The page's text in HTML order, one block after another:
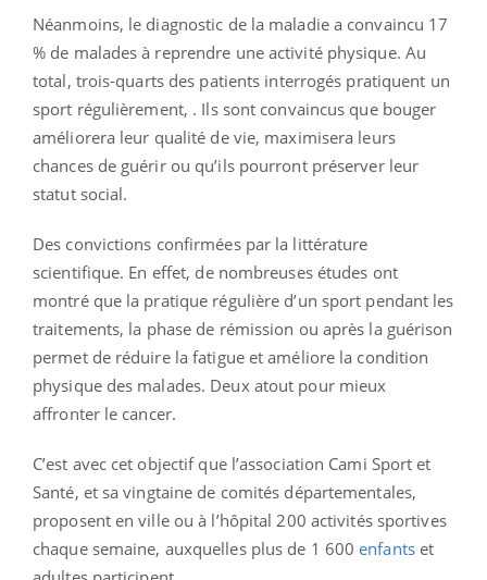
Néanmoins, le diagnostic de la maladie a convaincu 17
% de malades à reprendre une activité physique. Au
total, trois-quarts des patients interrogés pratiquent un
sport régulièrement, . Ils sont convaincus que bouger
améliorera leur qualité de vie, maximisera leurs
chances de guérir ou qu’ils pourront préserver leur
statut social.
Des convictions confirmées par la littérature
scientifique. En effet, de nombreuses études ont
montré que la pratique régulière d’un sport pendant les
traitements, la phase de rémission ou après la guérison
permet de réduire la fatigue et améliore la condition
physique des malades. Deux atout pour mieux
affronter le cancer.
C’est avec cet objectif que l’association Cami Sport et
Santé, et sa vingtaine de comités départementales,
proposent en ville ou à l’hôpital 200 activités sportives
chaque semaine, auxquelles plus de 1 600enfants et